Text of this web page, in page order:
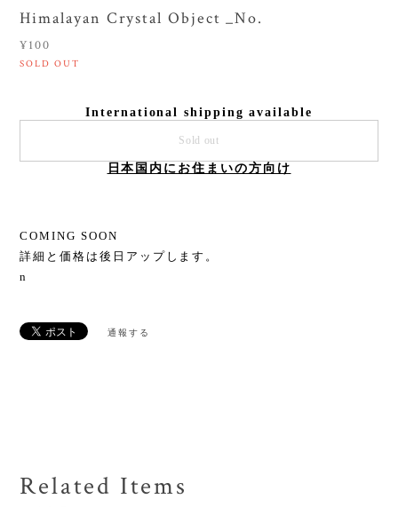
Himalayan Crystal Object _No.
¥100
SOLD OUT
International shipping available
Sold out
日本国内にお住まいの方向け
COMING SOON
詳細と価格は後日アップします。
n
通報する
Related Items